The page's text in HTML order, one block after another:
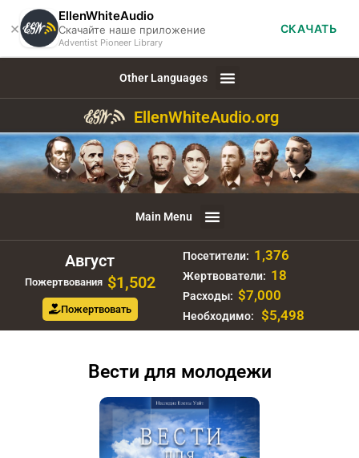
×
EllenWhiteAudio
Скачайте наше приложение
Adventist Pioneer Library
СКАЧАТЬ
Other Languages
EllenWhiteAudio.org
Main Menu
Август
Пожертвования $1,502
Пожертвовать
Посетители: 1,376
Жертвователи: 18
Расходы: $7,000
Необходимо: $5,498
Вести для молодежи